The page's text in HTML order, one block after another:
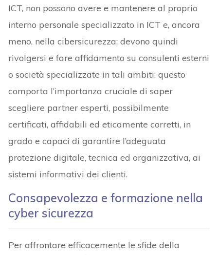
ICT, non possono avere e mantenere al proprio
interno personale specializzato in ICT e, ancora
meno, nella cibersicurezza: devono quindi
rivolgersi e fare affidamento su consulenti esterni
o società specializzate in tali ambiti; questo
comporta l’importanza cruciale di saper
scegliere partner esperti, possibilmente
certificati, affidabili ed eticamente corretti, in
grado e capaci di garantire l’adeguata
protezione digitale, tecnica ed organizzativa, ai
sistemi informativi dei clienti.
Consapevolezza e formazione nella
cyber sicurezza
Per affrontare efficacemente le sfide della